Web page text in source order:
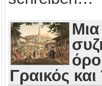
Μια
Γραικός